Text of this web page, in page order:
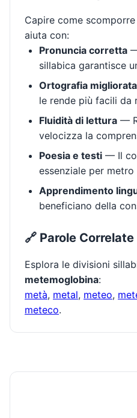
Capire come scomporre
aiuta con:
Pronuncia corretta
sillabica garantisce
Ortografia migliorata
le rende più facili da
Fluidità di lettura —
velocizza la
Poesia e testi — Il
essenziale per
Apprendimento
beneficiano della
🔗 Parole Correlate
Esplora le divisioni
metemoglobina:
metà, metal, meteo,
meteco.